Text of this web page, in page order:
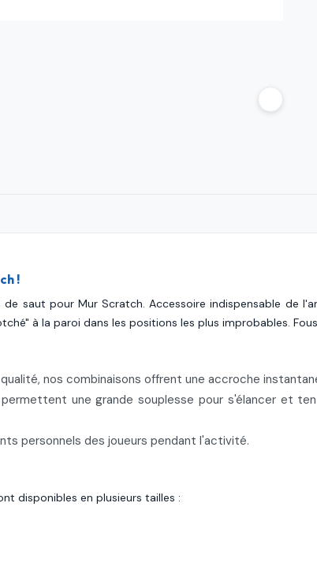
!
de saut pour Mur Scratch. Accessoire indispensable de
à la paroi dans les positions les plus improbables.
nos combinaisons offrent une accroche
une grande souplesse pour s'élancer et
personnels des joueurs pendant l'activité.
disponibles en plusieurs tailles :